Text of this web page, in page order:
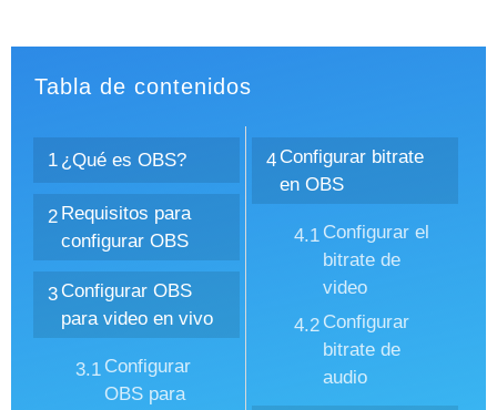
Tabla de contenidos
1 ¿Qué es OBS?
2 Requisitos para
configurar OBS
3 Configurar OBS
para video en vivo
3.1 Configurar
OBS para
4 Configurar bitrate
en OBS
4.1 Configurar el
bitrate de
video
4.2 Configurar
bitrate de
audio